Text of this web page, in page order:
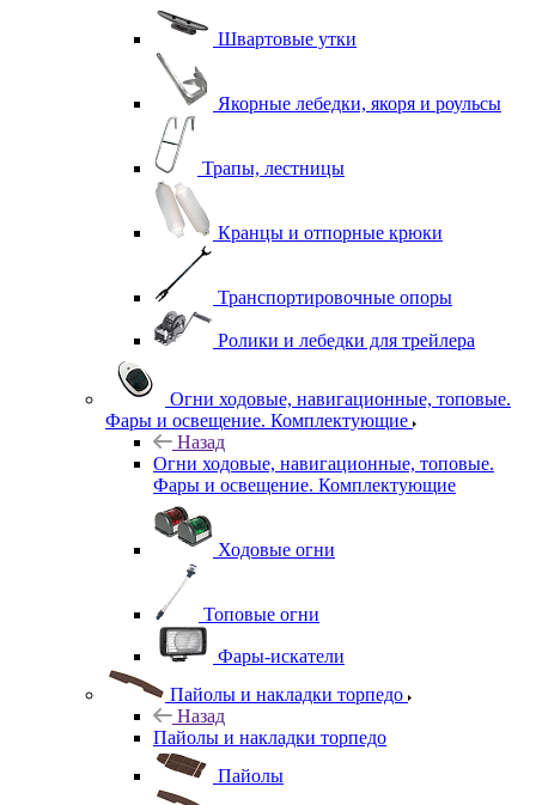
Швартовые утки
Якорные лебедки, якоря и роульсы
Трапы, лестницы
Кранцы и отпорные крюки
Транспортировочные опоры
Ролики и лебедки для трейлера
Огни ходовые, навигационные, топовые.
Фары и освещение. Комплектующие
Назад
Огни ходовые, навигационные, топовые.
Фары и освещение. Комплектующие
Ходовые огни
Топовые огни
Фары-искатели
Пайолы и накладки торпедо
Назад
Пайолы и накладки торпедо
Пайолы